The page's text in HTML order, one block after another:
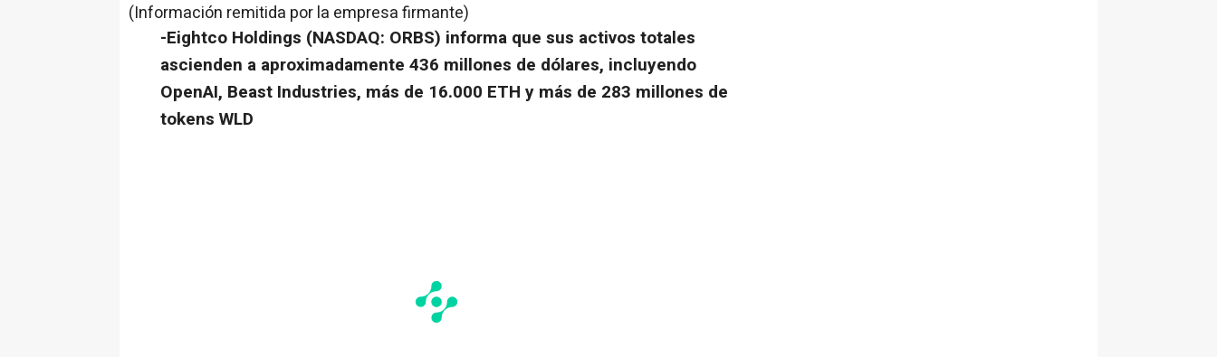
(Información remitida por la empresa firmante)
-Eightco Holdings (NASDAQ: ORBS) informa que sus activos totales
ascienden a aproximadamente 436 millones de dólares, incluyendo
OpenAI, Beast Industries, más de 16.000 ETH y más de 283 millones de
tokens WLD